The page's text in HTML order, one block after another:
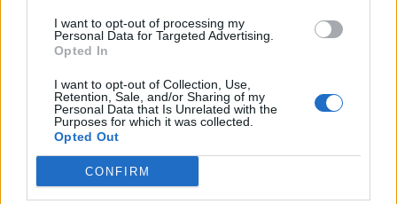
I want to opt-out of processing my
Personal Data for Targeted Advertising.
Opted In
I want to opt-out of Collection, Use,
Retention, Sale, and/or Sharing of my
Personal Data that Is Unrelated with the
Purposes for which it was collected.
Opted Out
CONFIRM
nuovamente positivo, oggi inizia un altro
aspetto tutto a vostro favore anzi a favore
professionale. Saturno e Urano in Ariete
viaggiano fino a Ferragosto sullo stesso
grado, una congiunzione che crea una
corrente profondamente costruttiva. La
vostra forza è l'amore, perdetevi nella
passione.